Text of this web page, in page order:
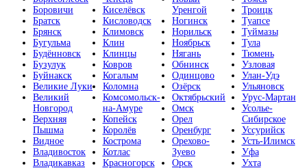
Боровичи
Братск
Брянск
Бугульма
Будённовск
Бузулук
Буйнакск
Великие Луки
Великий
Новгород
Верхняя
Пышма
Видное
Владивосток
Владикавказ
Киселёвск
Кисловодск
Климовск
Клин
Клинцы
Ковров
Когалым
Коломна
Комсомольск-
на-Амуре
Копейск
Королёв
Кострома
Котлас
Красногорск
Уренгой
Ногинск
Норильск
Ноябрьск
Нягань
Обнинск
Одинцово
Озёрск
Октябрьский
Омск
Орел
Оренбург
Орехово-
Зуево
Орск
Троицк
Туапсе
Туймазы
Тула
Тюмень
Узловая
Улан-Удэ
Ульяновск
Урус-Мартан
Усолье-
Сибирское
Уссурийск
Усть-Илимск
Уфа
Ухта